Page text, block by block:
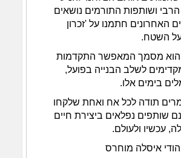
ושותפות התורמים נושאים
האחרונים חתמנו על 'זכרון
השטח.
הוא מסמך המאפשר התקדמות
לשלב הבנייה בפועל,
בימים אלו.
תודה לכל אח ואחת שלקחו
שותפים נפלאים ביצירת חיים
עכשיו ולעולם.
איסלה מוחרס